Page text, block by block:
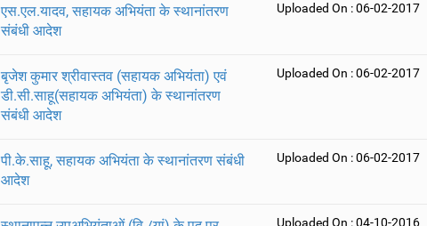
एस.एल.यादव, सहायक अभियंता के स्थानांतरण
संबंधी आदेश
Uploaded On : 06-02-2017
बृजेश कुमार श्रीवास्तव (सहायक अभियंता) एवं
डी.सी.साहू(सहायक अभियंता) के स्थानांतरण
संबंधी आदेश
Uploaded On : 06-02-2017
पी.के.साहू, सहायक अभियंता के स्थानांतरण संबंधी
आदेश
Uploaded On : 06-02-2017
Uploaded On : 04-10-2016